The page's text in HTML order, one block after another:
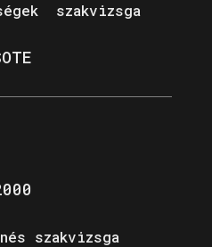
szakvizsga
szakvizsga